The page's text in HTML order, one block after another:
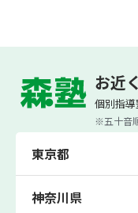
（算数・英語・国語）[個別]
理科・社会）、高校生は7科
学・生物・地学]・地理歴史
また、個別指導塾「森塾」で
満でご入塾の場合、受講科目
上がらなければ、3学期目の対
ていただきます。＊定期テス
100点満点に換算した場合の
お近
個別指
※五十音
東京都
神奈川県